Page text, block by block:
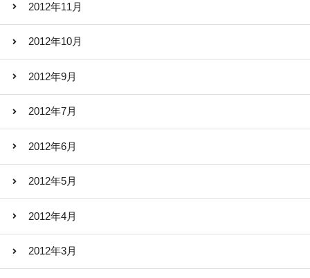
2012年11月
2012年10月
2012年9月
2012年7月
2012年6月
2012年5月
2012年4月
2012年3月